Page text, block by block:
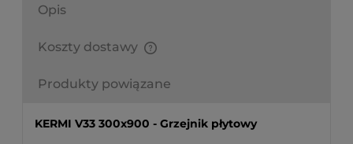
Opis
Koszty dostawy
w koszyku i uzależnione od wagi i gabarytu
produktów które się w nim znajdują.
Produkty powiązane
KERMI V33 300x900 - Grzejnik płytowy